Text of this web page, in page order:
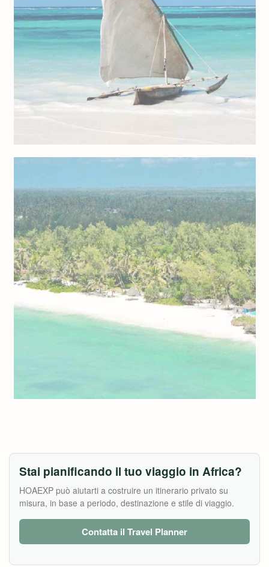
Stai pianificando il tuo viaggio in Africa?
HOAEXP può aiutarti a costruire un itinerario privato su
misura, in base a periodo, destinazione e stile di viaggio.
Contatta il Travel Planner